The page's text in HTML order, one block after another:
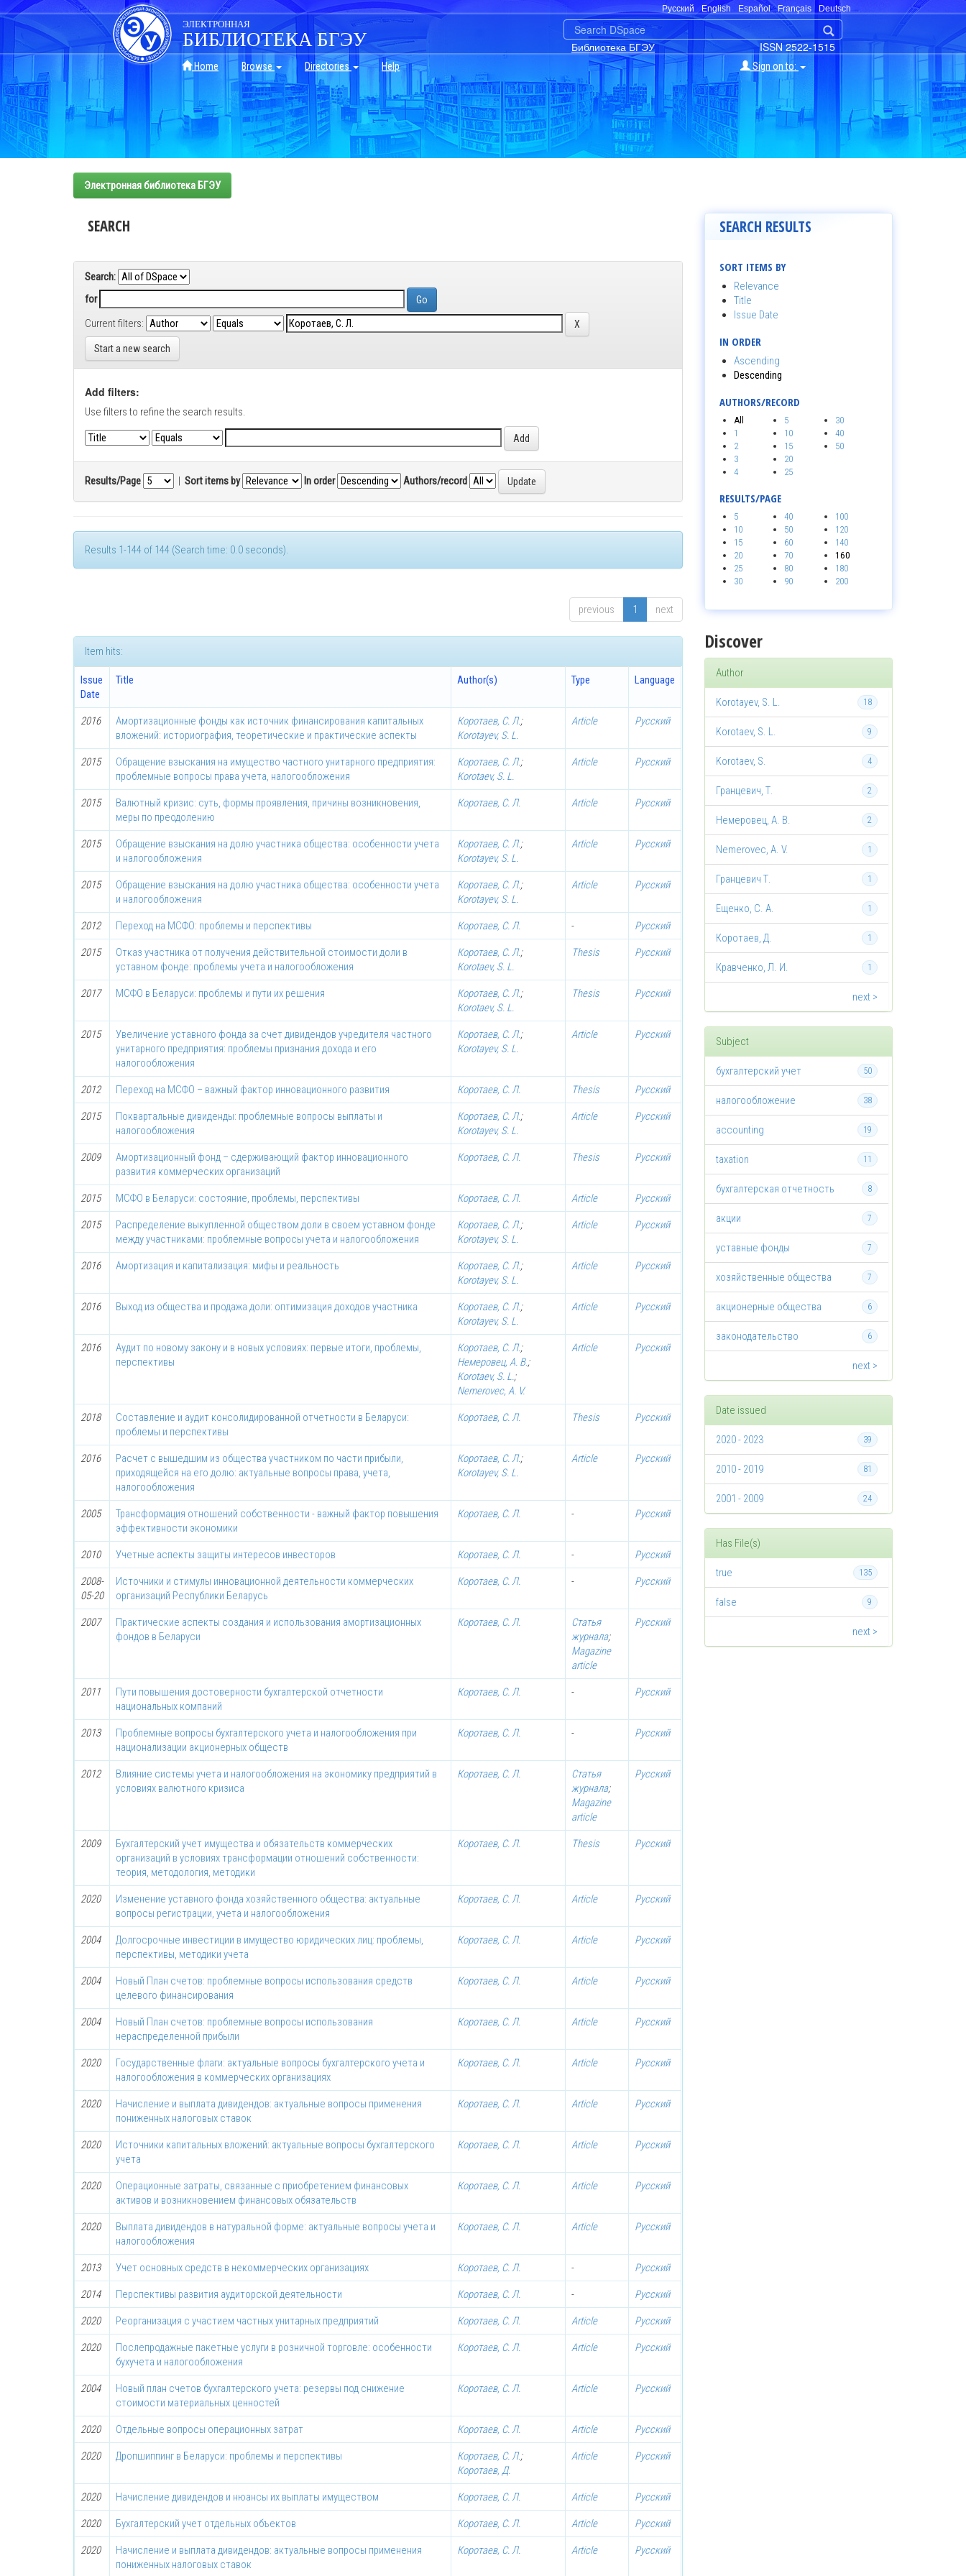
Skip
navigation
Русский English Español Français Deutsch
ISSN 2522-1515
Библиотека БГЭУ
ЭЛЕКТРОННАЯ
БИБЛИОТЕКА БГЭУ
Home Browse Directories Help Sign on to:
Электронная библиотека БГЭУ
SEARCH
Search:
for
Current filters:
Start a new search
Add filters:
Use filters to refine the search results.
Results/Page | Sort items by In order Authors/record
Results 1-144 of 144 (Search time: 0.0 seconds).
previous 1 next
Item hits:
Issue
Date
Title Author(s) Type Language
2016
Амортизационные фонды как источник финансирования капитальных
вложений: историография, теоретические и практические аспекты
Коротаев, С. Л.;
Korotayev, S. L.
Article Русский
2015
Обращение взыскания на имущество частного унитарного предприятия:
проблемные вопросы права учета, налогообложения
Коротаев, С. Л.;
Korotaev, S. L.
Article Русский
2015
Валютный кризис: суть, формы проявления, причины возникновения,
меры по преодолению
Коротаев, С. Л. Article Русский
2015
Обращение взыскания на долю участника общества: особенности учета
и налогообложения
Коротаев, С. Л.;
Korotayev, S. L.
Article Русский
2015
Обращение взыскания на долю участника общества: особенности учета
и налогообложения
Коротаев, С. Л.;
Korotayev, S. L.
Article Русский
2012 Переход на МСФО: проблемы и перспективы Коротаев, С. Л. - Русский
2015
Отказ участника от получения действительной стоимости доли в
уставном фонде: проблемы учета и налогообложения
Коротаев, С. Л.;
Korotaev, S. L.
Thesis Русский
2017 МСФО в Беларуси: проблемы и пути их решения Коротаев, С. Л.;
Korotaev, S. L.
Thesis Русский
2015
Увеличение уставного фонда за счет дивидендов учредителя частного
унитарного предприятия: проблемы признания дохода и его
налогообложения
Коротаев, С. Л.;
Korotayev, S. L.
Article Русский
2012 Переход на МСФО – важный фактор инновационного развития Коротаев, С. Л. Thesis Русский
2015
Поквартальные дивиденды: проблемные вопросы выплаты и
налогообложения
Коротаев, С. Л.;
Korotayev, S. L.
Article Русский
2009
Амортизационный фонд – сдерживающий фактор инновационного
развития коммерческих организаций
Коротаев, С. Л. Thesis Русский
2015 МСФО в Беларуси: состояние, проблемы, перспективы Коротаев, С. Л. Article Русский
2015
Распределение выкупленной обществом доли в своем уставном фонде
между участниками: проблемные вопросы учета и налогообложения
Коротаев, С. Л.;
Korotayev, S. L.
Article Русский
2016 Амортизация и капитализация: мифы и реальность Коротаев, С. Л.;
Korotayev, S. L.
Article Русский
2016 Выход из общества и продажа доли: оптимизация доходов участника Коротаев, С. Л.;
Korotayev, S. L.
Article Русский
2016
Аудит по новому закону и в новых условиях: первые итоги, проблемы,
перспективы
Коротаев, С. Л.;
Немеровец, А. В.;
Korotaev, S. L.;
Nemerovec, A. V.
Article Русский
2018
Составление и аудит консолидированной отчетности в Беларуси:
проблемы и перспективы
Коротаев, С. Л. Thesis Русский
2016
Расчет с вышедшим из общества участником по части прибыли,
приходящейся на его долю: актуальные вопросы права, учета,
налогообложения
Коротаев, С. Л.;
Korotayev, S. L.
Article Русский
2005
Трансформация отношений собственности - важный фактор повышения
эффективности экономики
Коротаев, С. Л. - Русский
2010 Учетные аспекты защиты интересов инвесторов Коротаев, С. Л. - Русский
2008-
05-20
Источники и стимулы инновационной деятельности коммерческих
организаций Республики Беларусь
Коротаев, С. Л. - Русский
2007
Практические аспекты создания и использования амортизационных
фондов в Беларуси
Коротаев, С. Л.
Статья
журнала;
Magazine
article
Русский
2011
Пути повышения достоверности бухгалтерской отчетности
национальных компаний
Коротаев, С. Л. - Русский
2013
Проблемные вопросы бухгалтерского учета и налогообложения при
национализации акционерных обществ
Коротаев, С. Л. - Русский
2012
Влияние системы учета и налогообложения на экономику предприятий в
условиях валютного кризиса
Коротаев, С. Л.
Статья
журнала;
Magazine
article
Русский
2009
Бухгалтерский учет имущества и обязательств коммерческих
организаций в условиях трансформации отношений собственности:
теория, методология, методики
Коротаев, С. Л. Thesis Русский
2020
Изменение уставного фонда хозяйственного общества: актуальные
вопросы регистрации, учета и налогообложения
Коротаев, С. Л. Article Русский
2004
Долгосрочные инвестиции в имущество юридических лиц: проблемы,
перспективы, методики учета
Коротаев, С. Л. Article Русский
2004
Новый План счетов: проблемные вопросы использования средств
целевого финансирования
Коротаев, С. Л. Article Русский
2004
Новый План счетов: проблемные вопросы использования
нераспределенной прибыли
Коротаев, С. Л. Article Русский
2020
Государственные флаги: актуальные вопросы бухгалтерского учета и
налогообложения в коммерческих организациях
Коротаев, С. Л. Article Русский
2020
Начисление и выплата дивидендов: актуальные вопросы применения
пониженных налоговых ставок
Коротаев, С. Л. Article Русский
2020
Источники капитальных вложений: актуальные вопросы бухгалтерского
учета
Коротаев, С. Л. Article Русский
2020
Операционные затраты, связанные с приобретением финансовых
активов и возникновением финансовых обязательств
Коротаев, С. Л. Article Русский
2020
Выплата дивидендов в натуральной форме: актуальные вопросы учета и
налогообложения
Коротаев, С. Л. Article Русский
2013 Учет основных средств в некоммерческих организациях Коротаев, С. Л. - Русский
2014 Перспективы развития аудиторской деятельности Коротаев, С. Л. - Русский
2020 Реорганизация с участием частных унитарных предприятий Коротаев, С. Л. Article Русский
2020
Послепродажные пакетные услуги в розничной торговле: особенности
бухучета и налогообложения
Коротаев, С. Л. Article Русский
2004
Новый план счетов бухгалтерского учета: резервы под снижение
стоимости материальных ценностей
Коротаев, С. Л. Article Русский
2020 Отдельные вопросы операционных затрат Коротаев, С. Л. Article Русский
2020 Дропшиппинг в Беларуси: проблемы и перспективы Коротаев, С. Л.;
Коротаев, Д.
Article Русский
2020 Начисление дивидендов и нюансы их выплаты имуществом Коротаев, С. Л. Article Русский
2020 Бухгалтерский учет отдельных объектов Коротаев, С. Л. Article Русский
2020
Начисление и выплата дивидендов: актуальные вопросы применения
пониженных налоговых ставок
Коротаев, С. Л. Article Русский
SEARCH RESULTS
SORT ITEMS BY
Relevance
Title
Issue Date
IN ORDER
Ascending
Descending
AUTHORS/RECORD
All
1
2
3
4
5
10
15
20
25
30
40
50
RESULTS/PAGE
5
10
15
20
25
30
40
50
60
70
80
90
100
120
140
160
180
200
Discover
Author
18
Korotayev, S. L.
9
Korotaev, S. L.
4
Korotaev, S.
2
Гранцевич, Т.
2
Немеровец, А. В.
1
Nemerovec, A. V.
1
Гранцевич Т.
1
Ещенко, С. А.
1
Коротаев, Д.
1
Кравченко, Л. И.
next >
Subject
50
бухгалтерский учет
38
налогообложение
19
accounting
11
taxation
8
бухгалтерская отчетность
7
акции
7
уставные фонды
7
хозяйственные общества
6
акционерные общества
6
законодательство
next >
Date issued
39
2020 - 2023
81
2010 - 2019
24
2001 - 2009
Has File(s)
135
true
9
false
next >